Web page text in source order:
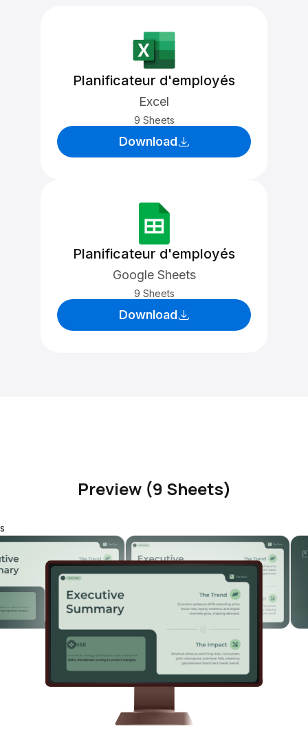
Planificateur d'employés
Excel
9 Sheets
Download
Planificateur d'employés
Google Sheets
9 Sheets
Download
Preview (9 Sheets)
s